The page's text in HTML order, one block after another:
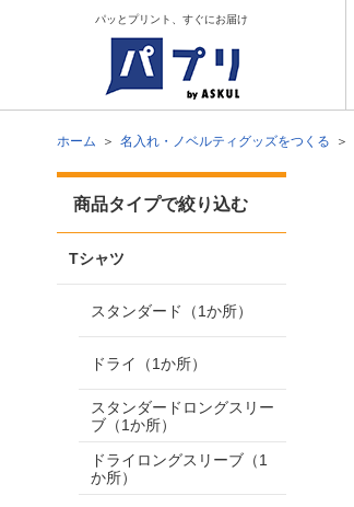
パッとプリント、すぐにお届け
ホーム 名入れ・ノベルティグッズをつくる
商品タイプで絞り込む
Tシャツ
スタンダード（1か所）
ドライ（1か所）
スタンダードロングスリー
ブ（1か所）
ドライロングスリーブ（1
か所）